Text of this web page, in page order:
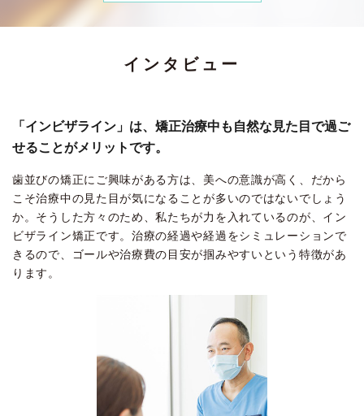
インタビュー
「インビザライン」は、矯正治療中も自然な見た目で過ご
せることがメリットです。
歯並びの矯正にご興味がある方は、美への意識が高く、だから
こそ治療中の見た目が気になることが多いのではないでしょう
か。そうした方々のため、私たちが力を入れているのが、イン
ビザライン矯正です。治療の経過や経過をシミュレーションで
きるので、ゴールや治療費の目安が掴みやすいという特徴があ
ります。